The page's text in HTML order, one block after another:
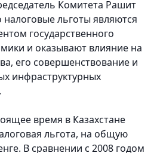
Комитета Рашит
льготы являются
государственного
и оказывают влияние на
его совершенствование и
инфраструктурных
время в Казахстане
льгота, на общую
В сравнении с 2008 годом